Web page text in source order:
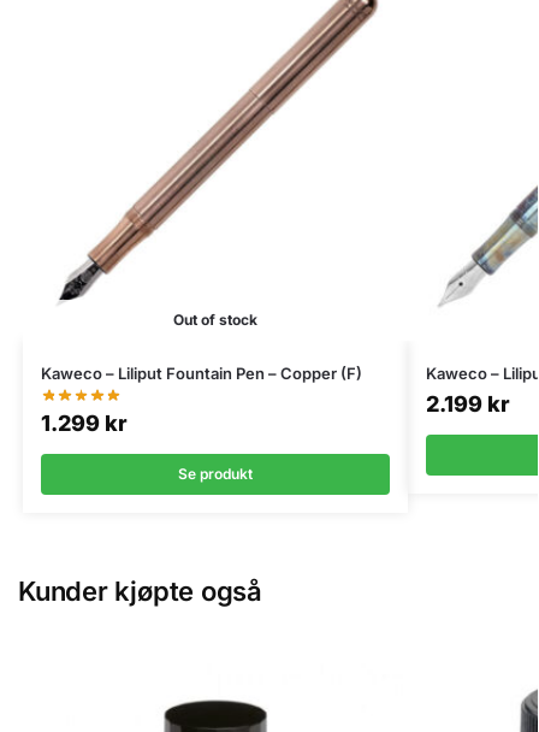
Out of stock
Kaweco – Liliput Fountain Pen – Copper (F)
1.299 kr
Se produkt
Kaweco –
2.199 kr
Kunder kjøpte også